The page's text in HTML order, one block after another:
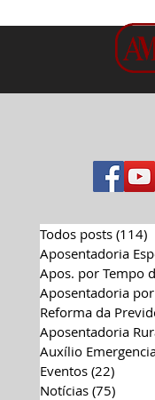
Todos posts (114)
Aposentadoria
Apos. por Tempo
Aposentadoria
Reforma da
Aposentadoria
Auxílio
Eventos (22)22
Notícias (75)75